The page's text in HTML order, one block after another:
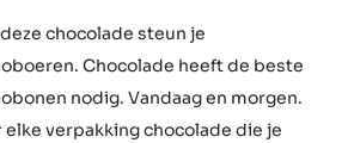
chocolade steun je
Chocolade heeft de beste
nodig. Vandaag en morgen.
elke verpakking chocolade die je